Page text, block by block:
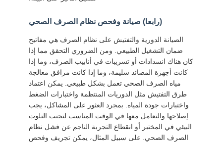
(رابعا) صيانة وفحص نظام الصرف الصحي
الصيانة الدورية والتفتيش على نظام الصرف هي مفاتيح
ضمان التشغيل الطبيعي. ومن الضروري التحقق مما إذا
كان هناك انسدادات أو تسريبات في أنابيب الصرف، وما إذا
كانت أجهزة المصائد سليمة، وما إذا كانت مرافق معالجة
مياه الصرف الصحي تعمل بشكل طبيعي. يمكن اعتماد
طرق التفتيش مثل الدوريات المنتظمة واختبارات الضغط
واختبارات جودة المياه. بمجرد العثور على المشاكل، يجب
إصلاحها والتعامل معها في الوقت المناسب لتجنب التلوث
البيئي في المختبر أو انقطاع التجربة الناجم عن فشل نظام
الصرف الصحي. على سبيل المثال، يمكن تجريف وفحص